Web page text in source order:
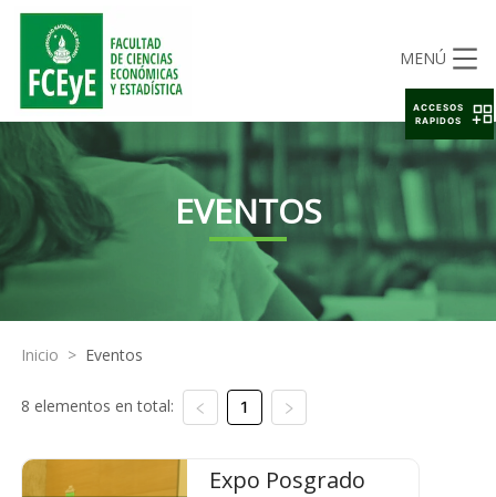
MENÚ
EVENTOS
Inicio > Eventos
8 elementos en total: 1
Expo Posgrado
ACCESOS
RAPIDOS